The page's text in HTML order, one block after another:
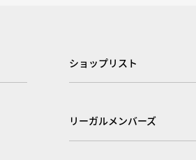
ショップリスト
リーガルメンバーズ